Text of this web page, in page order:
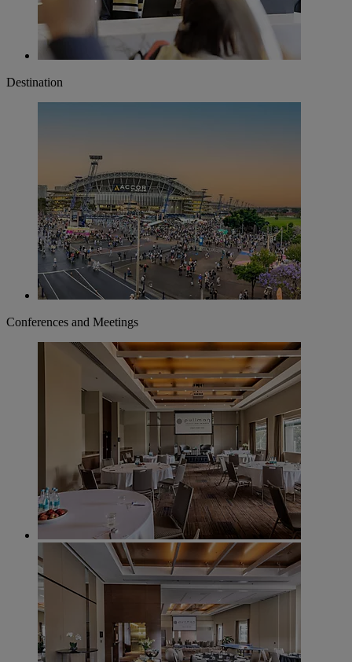
Destination
Conferences and Meetings